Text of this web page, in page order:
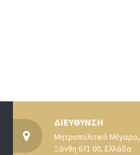
ΔΙΕΥΘΥΝΣΗ
Μητροπολιτικό Μέγαρο,
Ξάνθη 671 00, Ελλάδα